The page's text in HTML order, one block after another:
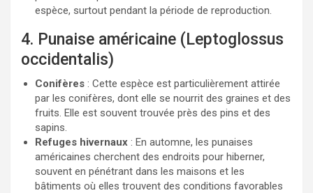
espèce, surtout pendant la période de reproduction.
4. Punaise américaine (Leptoglossus
occidentalis)
Conifères : Cette espèce est particulièrement attirée
par les conifères, dont elle se nourrit des graines et des
fruits. Elle est souvent trouvée près des pins et des
sapins.
Refuges hivernaux : En automne, les punaises
américaines cherchent des endroits pour hiberner,
souvent en pénétrant dans les maisons et les
bâtiments où elles trouvent des conditions favorables